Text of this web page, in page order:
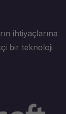
ihtiyaçlarına
bir teknoloji